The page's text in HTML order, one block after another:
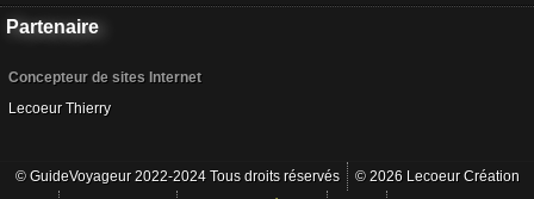
Partenaire
Concepteur de sites Internet
Lecoeur Thierry
© GuideVoyageur 2022-2024 Tous droits réservés
© 2026 Lecoeur Création